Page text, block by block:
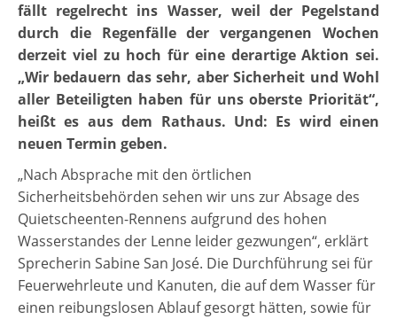
fällt regelrecht ins Wasser, weil der Pegelstand
durch die Regenfälle der vergangenen Wochen
derzeit viel zu hoch für eine derartige Aktion sei.
„Wir bedauern das sehr, aber Sicherheit und Wohl
aller Beteiligten haben für uns oberste Priorität“,
heißt es aus dem Rathaus. Und: Es wird einen
neuen Termin geben.
„Nach Absprache mit den örtlichen
Sicherheitsbehörden sehen wir uns zur Absage des
Quietscheenten-Rennens aufgrund des hohen
Wasserstandes der Lenne leider gezwungen“, erklärt
Sprecherin Sabine San José. Die Durchführung sei für
Feuerwehrleute und Kanuten, die auf dem Wasser für
einen reibungslosen Ablauf gesorgt hätten, sowie für